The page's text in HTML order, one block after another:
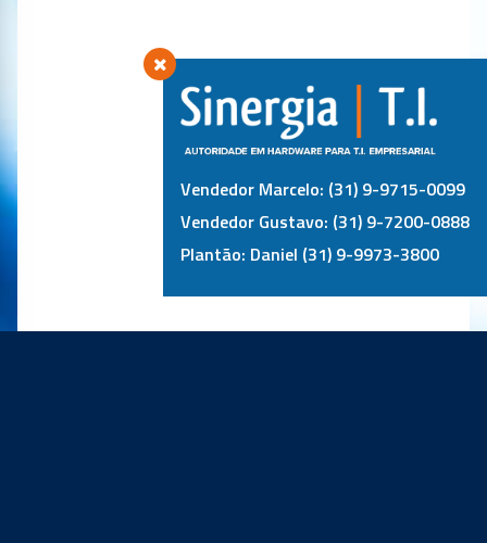
Vendedor Marcelo: (31) 9-9715-0099
Vendedor Gustavo: (31) 9-7200-0888
Plantão: Daniel (31) 9-9973-3800